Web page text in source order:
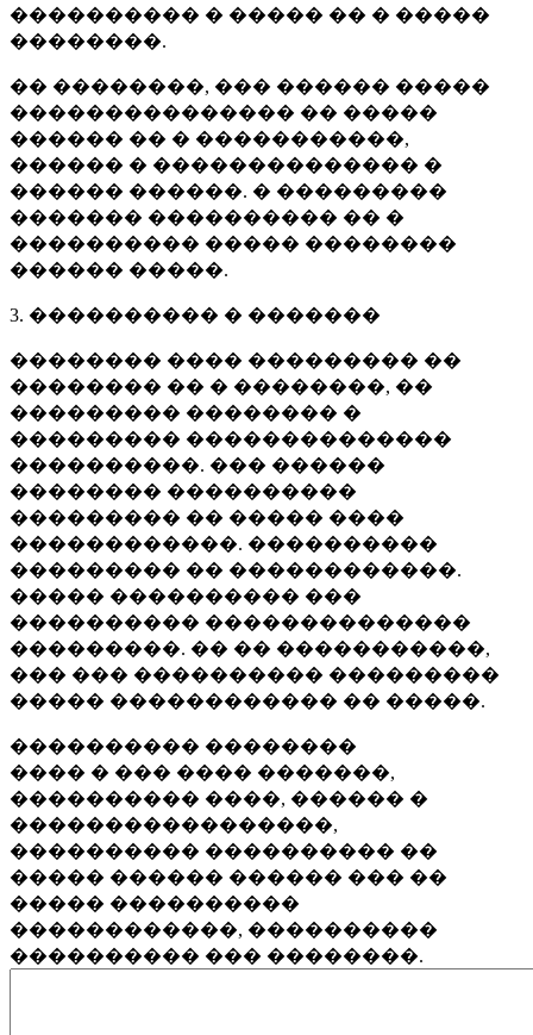
���������� � ����� �� � �����
��������.
�� ��������, ��� ������ �����
��������������� �� �����
������ �� � �����������,
������ � �������������� �
������ ������. � ���������
������� ���������� �� �
���������� ����� ��������
������ �����.
3. ���������� � �������
�������� ���� ��������� ��
�������� �� � ��������, ��
��������� �������� �
��������� ��������������
����������. ��� ������
�������� ����������
��������� �� ����� ����
������������. ����������
��������� �� ������������.
����� ���������� ���
���������� ��������������
���������. �� �� �����������,
��� ��� ���������� ���������
����� ������������ �� �����.
���������� ��������
���� � ��� ���� �������,
���������� ����, ������ �
�����������������,
���������� ���������� ��
����� ������ ������ ��� ��
����� ����������
������������, ����������
���������� ��� ��������.